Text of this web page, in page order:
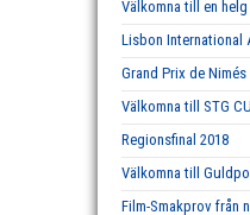
Välkomna till en
Lisbon International
Grand Prix de Nimés
Välkomna till STG
Regionsfinal 2018
Välkomna till
Film-Smakprov från